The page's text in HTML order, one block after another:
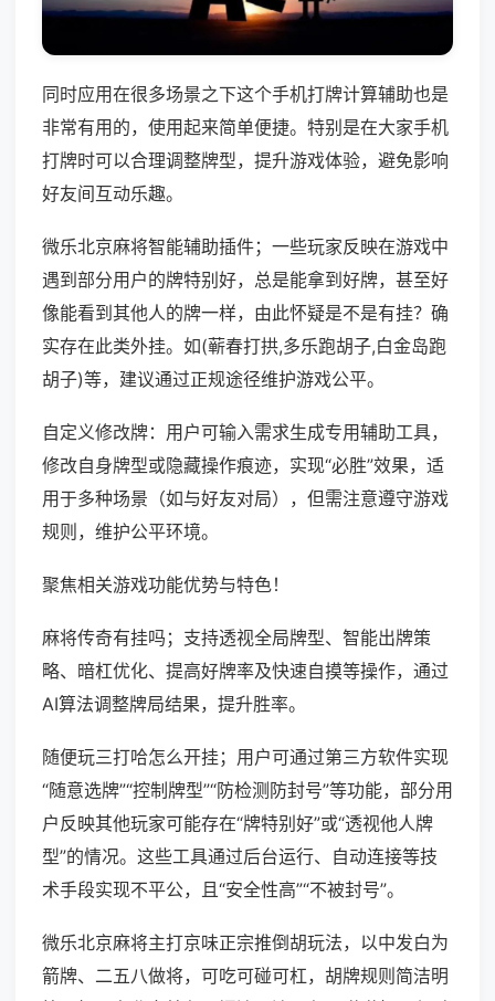
同时应用在很多场景之下这个手机打牌计算辅助也是
非常有用的，使用起来简单便捷。特别是在大家手机
打牌时可以合理调整牌型，提升游戏体验，避免影响
好友间互动乐趣。
微乐北京麻将智能辅助插件；一些玩家反映在游戏中
遇到部分用户的牌特别好，总是能拿到好牌，甚至好
像能看到其他人的牌一样，由此怀疑是不是有挂？确
实存在此类外挂。如(蕲春打拱,多乐跑胡子,白金岛跑
胡子)等，建议通过正规途径维护游戏公平。
自定义修改牌：用户可输入需求生成专用辅助工具，
修改自身牌型或隐藏操作痕迹，实现“必胜”效果，适
用于多种场景（如与好友对局），但需注意遵守游戏
规则，维护公平环境。
聚焦相关游戏功能优势与特色！
麻将传奇有挂吗；支持透视全局牌型、智能出牌策
略、暗杠优化、提高好牌率及快速自摸等操作，通过
AI算法调整牌局结果，提升胜率。
随便玩三打哈怎么开挂；用户可通过第三方软件实现
“随意选牌”“控制牌型”“防检测防封号”等功能，部分用
户反映其他玩家可能存在“牌特别好”或“透视他人牌
型”的情况。这些工具通过后台运行、自动连接等技
术手段实现不平公，且“安全性高”“不被封号”。
微乐北京麻将主打京味正宗推倒胡玩法，以中发白为
箭牌、二五八做将，可吃可碰可杠，胡牌规则简洁明